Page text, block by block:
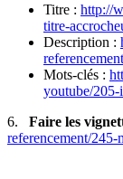
Titre : http://
titre-
Description :
Mots-clés :
youtube/205-
6.
Faire les
referencement/245-